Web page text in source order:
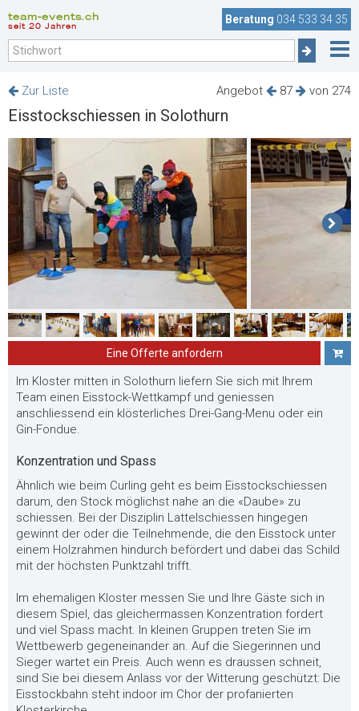
team-events.ch
seit 20 Jahren
Beratung 034 533 34 35
Angebot 87 von 274
Zur Liste
Eisstockschiessen in Solothurn
Eine Offerte anfordern
Im Kloster mitten in Solothurn liefern Sie sich mit Ihrem
Team einen Eisstock-Wettkampf und geniessen
anschliessend ein klösterliches Drei-Gang-Menu oder ein
Gin-Fondue.
Konzentration und Spass
Ähnlich wie beim Curling geht es beim Eisstockschiessen
darum, den Stock möglichst nahe an die «Daube» zu
schiessen. Bei der Disziplin Lattelschiessen hingegen
gewinnt der oder die Teilnehmende, die den Eisstock unter
einem Holzrahmen hindurch befördert und dabei das Schild
mit der höchsten Punktzahl trifft.
Im ehemaligen Kloster messen Sie und Ihre Gäste sich in
diesem Spiel, das gleichermassen Konzentration fordert
und viel Spass macht. In kleinen Gruppen treten Sie im
Wettbewerb gegeneinander an. Auf die Siegerinnen und
Sieger wartet ein Preis. Auch wenn es draussen schneit,
sind Sie bei diesem Anlass vor der Witterung geschützt: Die
Eisstockbahn steht indoor im Chor der profanierten